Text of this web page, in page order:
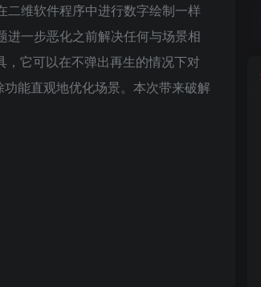
二维软件程序中进行数字绘制一样
一步恶化之前解决任何与场景相
它可以在不弹出再生的情况下对
能直观地优化场景。本次带来破解